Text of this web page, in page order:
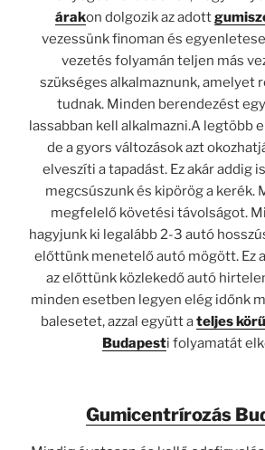
árakon dolgozik az adott
vezessünk finoman és
vezetés folyamán teljen más
szükséges alkalmaznunk, amelyet
tudnak. Minden berendezést
lassabban kell alkalmazni.A legtöbb
de a gyors változások azt
elveszíti a tapadást. Ez akár addig
megcsúszunk és kipörög a kerék.
megfelelő követési távolságot.
hagyjunk ki legalább 2-3 autó
előttünk menetelő autó mögött. Ez
az előttünk közlekedő autó
minden esetben legyen elég időnk
balesetet, azzal együtt ateljes
Budapesti folyamatát
Gumicentrírozás